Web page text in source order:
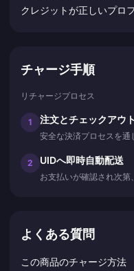
クレジットが正しいプロ
チャージ手順
リチャージプロセス
1 注文とチェックアウト
安全な決済プロセスを通
2 UIDへ即時自動配送
お支払いが確認され次
よくある質問
この商品のチャージ方法